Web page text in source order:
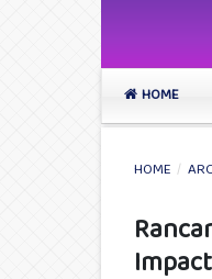
HOME
HOME /